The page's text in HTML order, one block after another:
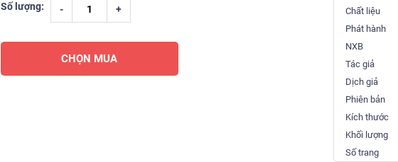
Số lượng: - +
CHỌN MUA
Chất liệu
Phát hành
NXB
Tác giả
Dịch giả
Phiên bản
Kích thước
Khối lượng
Số trang